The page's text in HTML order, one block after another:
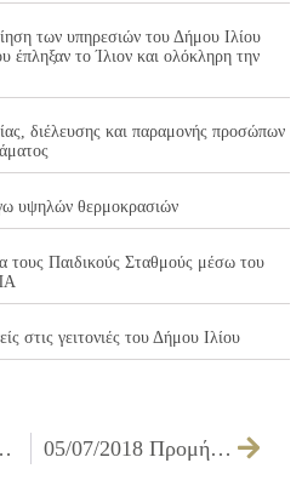
των υπηρεσιών του Δήμου Ιλίου
έπληξαν το Ίλιον και ολόκληρη την
διέλευσης και παραμονής προσώπων
υψηλών θερμοκρασιών
τους Παιδικούς Σταθμούς μέσω του
στις γειτονιές του Δήμου Ιλίου
στον Δήμο Ιλίου 05/07/2018 Προμήθεια έτοιμου σκυροδέματος